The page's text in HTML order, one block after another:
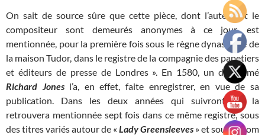
On sait de source sûre que cette pièce, dont l’auteur et le
compositeur sont demeurés anonymes à ce jour, est
mentionnée, pour la première fois sous le règne dynastique de
la maison Tudor, dans le registre de la compagnie des papetiers
et éditeurs de presse de Londres ». En 1580, un dénommé
Richard Jonesl’a, en effet, faite enregistrer, en vue de sa
publication. Dans les deux années qui suivront, on la
retrouvera mentionnée sept fois dans ce même registre, sous
des titres variés autour de « Lady Greensleeves » et sous le nom